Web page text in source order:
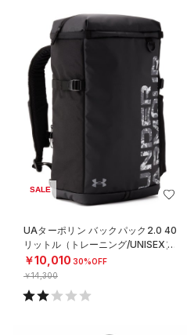
SALE
UAターポリン バックパック2.0 40
リットル（トレーニング/UNISEX）
￥10,010 30%OFF
￥14,300